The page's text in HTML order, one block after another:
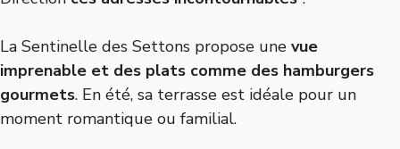
La Sentinelle des Settons propose une vue
imprenable et des plats comme des hamburgers
gourmets. En été, sa terrasse est idéale pour un
moment romantique ou familial.